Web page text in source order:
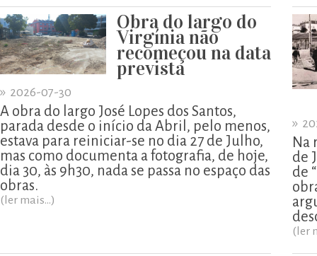
Obra do largo do
Virgínia não
recomeçou na data
prevista
» 2026-07-30
A obra do largo José Lopes dos Santos,
parada desde o início da Abril, pelo menos,
estava para reiniciar-se no dia 27 de Julho,
mas como documenta a fotografia, de hoje,
dia 30, às 9h30, nada se passa no espaço das
obras.
(ler mais...)
»
Na
de
de
(ler